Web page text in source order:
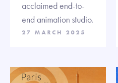
acclaimed end-to-
end animation studio.
27 MARCH 2025